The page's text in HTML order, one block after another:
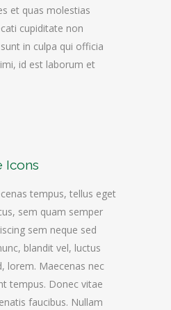
et quas molestias
cupiditate non
in culpa qui officia
id est laborum et
Icons
tempus, tellus eget
sem quam semper
sem neque sed
blandit vel, luctus
lorem. Maecenas nec
tempus. Donec vitae
faucibus. Nullam